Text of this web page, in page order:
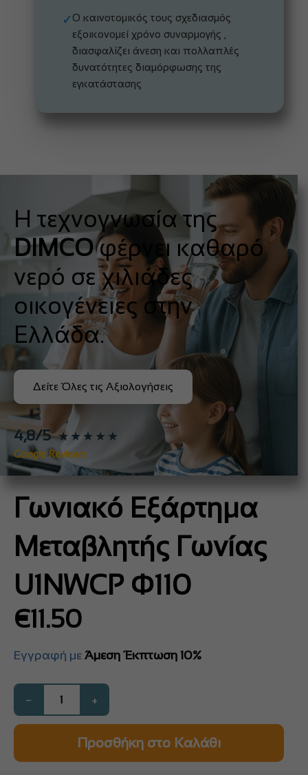
✓Ο καινοτομικός τους σχεδιασμός
εξοικονομεί χρόνο συναρμογής ,
διασφαλίζει άνεση και πολλαπλές
δυνατότητες διαμόρφωσης της
εγκατάστασης
Η τεχνογνωσία της
DIMCOφέρνει καθαρό
νερό σε χιλιάδες
οικογένειες στην
Ελλάδα.
Δείτε Όλες τις Αξιολογήσεις
4,8/5 ★★★★★
Google Reviews
Γωνιακό Εξάρτημα
Μεταβλητής Γωνίας
U1NWCP Φ110
€11.50
Εγγραφή με Άμεση Έκπτωση 10%
− +
Προσθήκη στο Καλάθι